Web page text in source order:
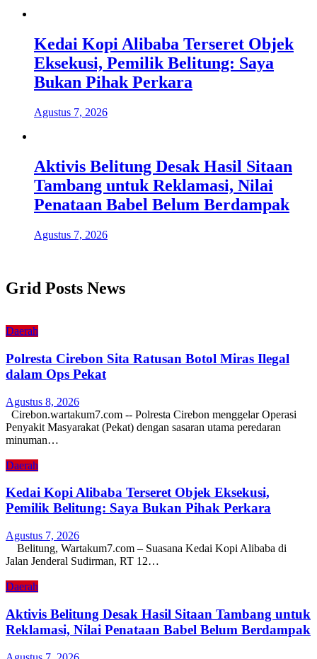
Kedai Kopi Alibaba Terseret Objek
Eksekusi, Pemilik Belitung: Saya
Bukan Pihak Perkara
Agustus 7, 2026
Aktivis Belitung Desak Hasil Sitaan
Tambang untuk Reklamasi, Nilai
Penataan Babel Belum Berdampak
Agustus 7, 2026
Grid Posts News
Daerah
Polresta Cirebon Sita Ratusan Botol Miras Ilegal
dalam Ops Pekat
Agustus 8, 2026
Cirebon.wartakum7.com -- Polresta Cirebon menggelar Operasi
Penyakit Masyarakat (Pekat) dengan sasaran utama peredaran
minuman…
Daerah
Kedai Kopi Alibaba Terseret Objek Eksekusi,
Pemilik Belitung: Saya Bukan Pihak Perkara
Agustus 7, 2026
Belitung, Wartakum7.com – Suasana Kedai Kopi Alibaba di
Jalan Jenderal Sudirman, RT 12…
Daerah
Aktivis Belitung Desak Hasil Sitaan Tambang untuk
Reklamasi, Nilai Penataan Babel Belum Berdampak